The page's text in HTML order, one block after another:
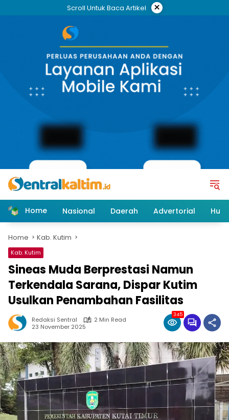
Scroll Untuk Baca Artikel ×
Home Nasional Daerah Advertorial
Home Kab. Kutim
Kab. Kutim
Sineas Muda Berprestasi Namun
Terkendala Sarana, Dispar Kutim
Usulkan Penambahan Fasilitas
Redaksi Sentral
2 Min Read
23 November 2025
345